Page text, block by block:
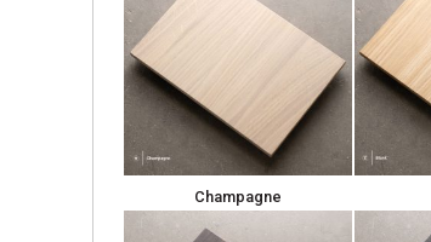
Champagne